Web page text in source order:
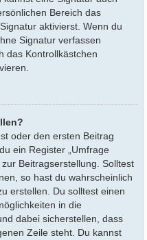
Bereich das
aktivierst. Wenn du
Signatur verfassen
das Kontrollkästchen
oder den ersten Beitrag
ein Register „Umfrage
Beitragserstellung. Solltest
so hast du wahrscheinlich
erstellen. Du solltest einen
in die
dabei sicherstellen, dass
Zeile steht. Du kannst